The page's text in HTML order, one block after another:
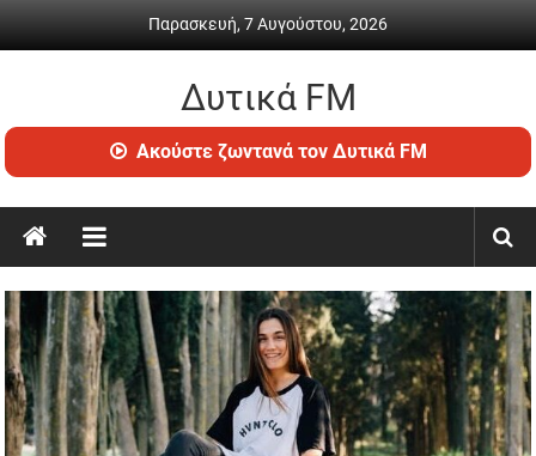
Παρασκευή, 7 Αυγούστου, 2026
Δυτικά FM
Ραδιόφωνο
•
ενημέρωση
Ακούστε ζωντανά τον Δυτικά FM